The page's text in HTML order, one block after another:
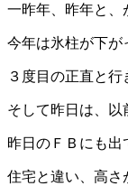
一昨年、昨年と、
今年は氷柱が下が
３度目の正直と行
そして昨日は、以
昨日のＦＢにも出
住宅と違い、高さ